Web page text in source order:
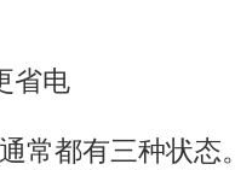
省电
常都有三种状态